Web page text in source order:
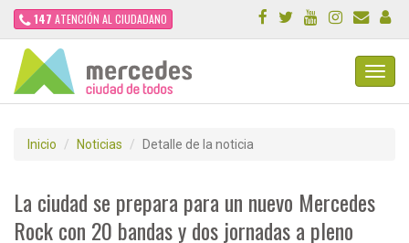
147 ATENCIÓN AL CIUDADANO
Inicio Noticias Detalle de la noticia
La ciudad se prepara para un nuevo Mercedes
Rock con 20 bandas y dos jornadas a pleno